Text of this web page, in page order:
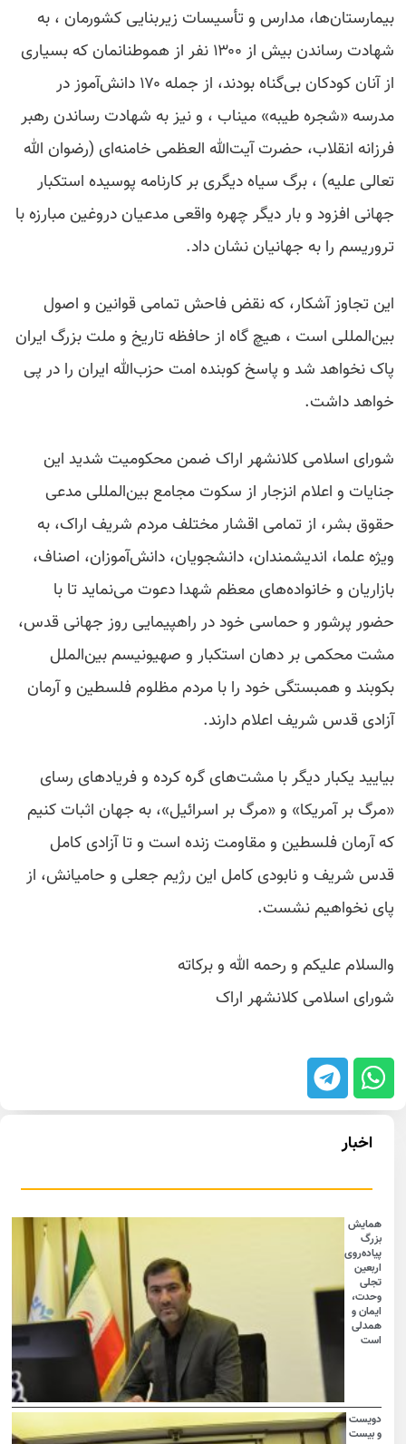
بیمارستان‌ها، مدارس و تأسیسات زیربنایی کشورمان ، به
شهادت رساندن بیش از ۱۳۰۰ نفر از هموطنانمان که بسیاری
از آنان کودکان بی‌گناه بودند، از جمله ۱۷۰ دانش‌آموز در
مدرسه «شجره طیبه» میناب ، و نیز به شهادت رساندن رهبر
فرزانه انقلاب، حضرت آیت‌الله العظمی خامنه‌ای (رضوان الله
تعالی علیه) ، برگ سیاه دیگری بر کارنامه پوسیده استکبار
جهانی افزود و بار دیگر چهره واقعی مدعیان دروغین مبارزه با
تروریسم را به جهانیان نشان داد.
این تجاوز آشکار، که نقض فاحش تمامی قوانین و اصول
بین‌المللی است ، هیچ گاه از حافظه تاریخ و ملت بزرگ ایران
پاک نخواهد شد و پاسخ کوبنده امت حزب‌الله ایران را در پی
خواهد داشت.
شورای اسلامی کلانشهر اراک ضمن محکومیت شدید این
جنایات و اعلام انزجار از سکوت مجامع بین‌المللی مدعی
حقوق بشر، از تمامی اقشار مختلف مردم شریف اراک، به
ویژه علما، اندیشمندان، دانشجویان، دانش‌آموزان، اصناف،
بازاریان و خانواده‌های معظم شهدا دعوت می‌نماید تا با
حضور پرشور و حماسی خود در راهپیمایی روز جهانی قدس،
مشت محکمی بر دهان استکبار و صهیونیسم بین‌الملل
بکوبند و همبستگی خود را با مردم مظلوم فلسطین و آرمان
آزادی قدس شریف اعلام دارند.
بیایید یکبار دیگر با مشت‌های گره کرده و فریادهای رسای
«مرگ بر آمریکا» و «مرگ بر اسرائیل»، به جهان اثبات کنیم
که آرمان فلسطین و مقاومت زنده است و تا آزادی کامل
قدس شریف و نابودی کامل این رژیم جعلی و حامیانش، از
پای نخواهیم نشست.
والسلام علیکم و رحمه الله و برکاته
شورای اسلامی کلانشهر اراک
اخبار
همایش
بزرگ
پیاده‌روی
اربعین
تجلی
وحدت،
ایمان و
همدلی
است
دویست
و بیست